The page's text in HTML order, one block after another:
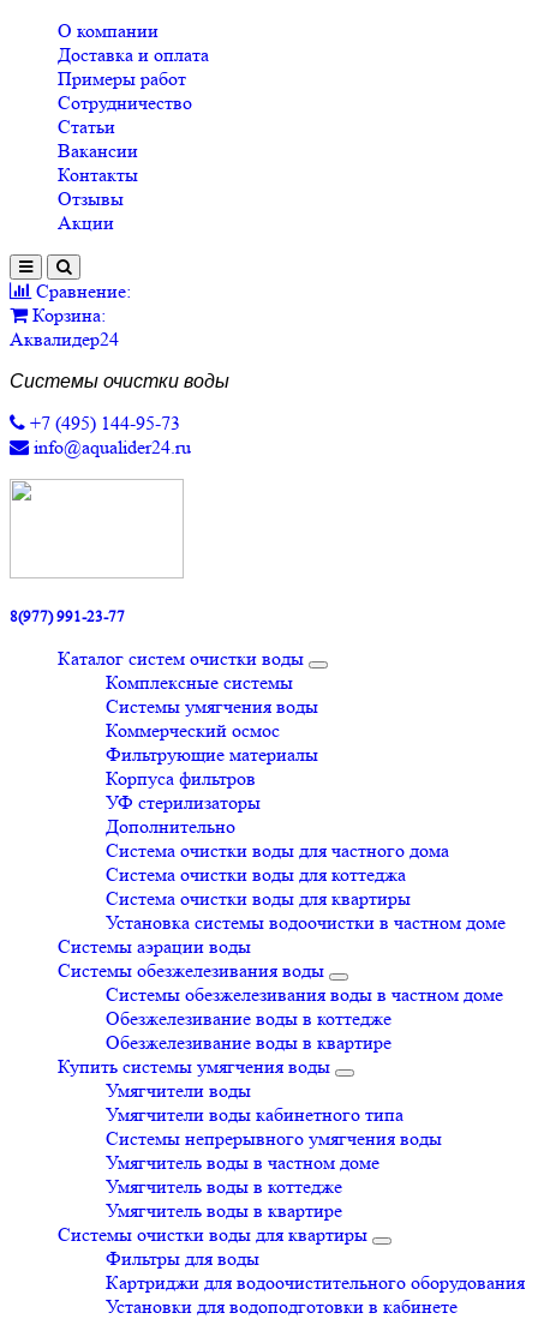
О компании
Доставка и оплата
Примеры работ
Сотрудничество
Статьи
Вакансии
Контакты
Отзывы
Акции
Сравнение:
Корзина:
Аквалидер24
Системы очистки воды
+7 (495) 144-95-73
info@aqualider24.ru
8(977) 991-23-77
Каталог систем очистки воды
Комплексные системы
Системы умягчения воды
Коммерческий осмос
Фильтрующие материалы
Корпуса фильтров
УФ стерилизаторы
Дополнительно
Система очистки воды для частного дома
Система очистки воды для коттеджа
Система очистки воды для квартиры
Установка системы водоочистки в частном доме
Системы аэрации воды
Системы обезжелезивания воды
Системы обезжелезивания воды в частном доме
Обезжелезивание воды в коттедже
Обезжелезивание воды в квартире
Купить системы умягчения воды
Умягчители воды
Умягчители воды кабинетного типа
Системы непрерывного умягчения воды
Умягчитель воды в частном доме
Умягчитель воды в коттедже
Умягчитель воды в квартире
Системы очистки воды для квартиры
Фильтры для воды
Картриджи для водоочистительного оборудования
Установки для водоподготовки в кабинете